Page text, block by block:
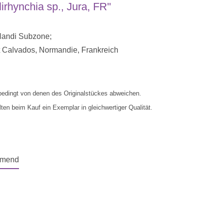
sp., Jura, FR"
Subzone;
Calvados, Normandie, Frankreich
von denen des Originalstückes abweichen.
beim Kauf ein Exemplar in gleichwertiger Qualität.